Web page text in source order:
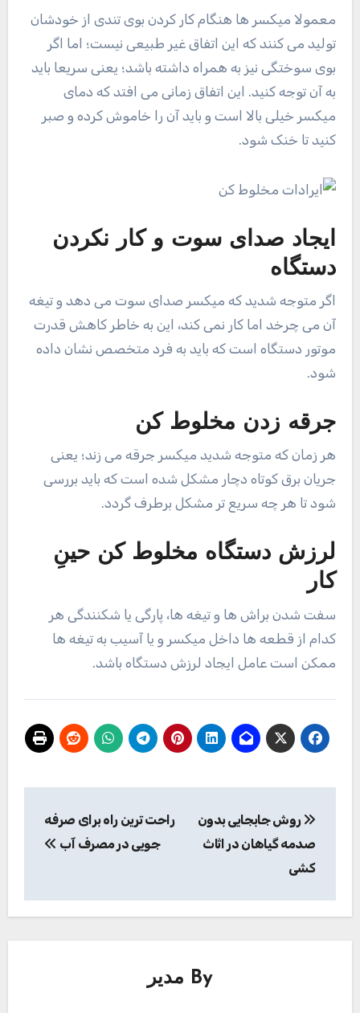
معمولا میکسر ها هنگام کار کردن بوی تندی از خودشان
تولید می کنند که این اتفاق غیر طبیعی نیست؛ اما اگر
بوی سوختگی نیز به همراه داشته باشد؛ یعنی سریعا باید
به آن توجه کنید. این اتفاق زمانی می افتد که دمای
میکسر خیلی بالا است و باید آن را خاموش کرده و صبر
کنید تا خنک شود.
ایجاد صدای سوت و کار نکردن
دستگاه
اگر متوجه شدید که میکسر صدای سوت می دهد و تیغه
آن می چرخد اما کار نمی کند، این به خاطر کاهش قدرت
موتور دستگاه است که باید به فرد متخصص نشان داده
شود.
جرقه زدن مخلوط کن
هر زمان که متوجه شدید میکسر جرقه می زند؛ یعنی
جریان برق کوتاه دچار مشکل شده است که باید بررسی
شود تا هر چه سریع تر مشکل برطرف گردد.
لرزش دستگاه مخلوط کن حینِ
کار
سفت شدن براش ها و تیغه ها، پارگی یا شکنندگی هر
کدام از قطعه ها داخل میکسر و یا آسیب به تیغه ها
ممکن است عامل ایجاد لرزش دستگاه باشد.
نوشته
روش جابجایی بدون
صدمه گیاهان در اثاث
کشی
راحت ترین راه برای صرفه
جویی در مصرف آب
By مدیر